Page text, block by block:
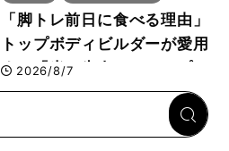
「脚トレ前日に食べる理由」
トップボディビルダーが愛用
する「米＋牛肉」のシンプル
回復メシとは？
2026/8/7